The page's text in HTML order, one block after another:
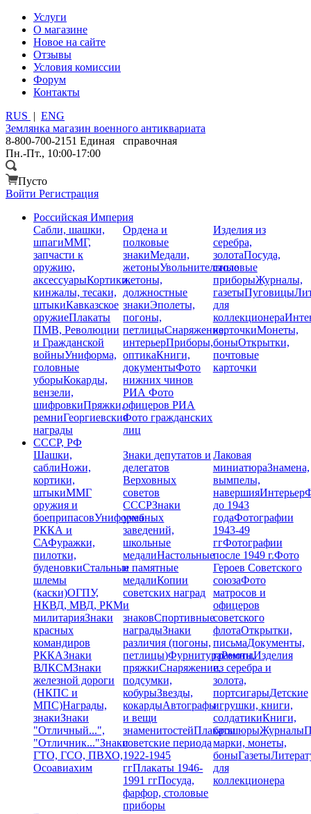
Услуги
О магазине
Новое на сайте
Отзывы
Условия комиссии
Форум
Контакты
RUS | ENG
Землянка магазин военного антиквариата
8-800-700-2151 Единая справочная
Пн.-Пт., 10:00-17:00
Пусто
Войти Регистрация
Российская Империя
Сабли, шашки,
шпагиММГ,
запчасти к
оружию,
аксессуарыКортики,
кинжалы, тесаки,
штыкиКавказское
оружиеПлакаты
ПМВ, Революции
и Гражданской
войныУниформа,
головные
уборыКокарды,
вензели,
шифровкиПряжки,
ремниГеоргиевские
награды
Ордена и
полковые
знакиМедали,
жетоныУвольнительные
жетоны,
должностные
знакиЭполеты,
погоны,
петлицыСнаряжение,
интерьерПриборы,
оптикаКниги,
документыФото
нижних чинов
РИАФото
офицеров РИА
Фото гражданских
лиц
Изделия из
серебра,
золотаПосуда,
столовые
приборыЖурналы,
газетыПуговицы
для
коллекционера
карточкиМонеты,
боныОткрытки,
почтовые
карточки
СССР, РФ
Шашки,
саблиНожи,
кортики,
штыкиММГ
оружия и
боеприпасовУниформа
РККА и
САФуражки,
пилотки,
буденовкиСтальные
шлемы
(каски)ОГПУ,
НКВД, МВД, РКМ
милитарияЗнаки
красных
командиров
РККАЗнаки
ВЛКСМЗнаки
железной дороги
(НКПС и
МПС)Награды,
знакиЗнаки
"Отличный...",
"Отличник..."Знаки
ГТО, ГСО, ПВХО,
Осоавиахим
Знаки депутатов и
делегатов
Верховных
советов
СССРЗнаки
учебных
заведений,
школьные
медалиНастольные
и памятные
медалиКопии
советских наград
и
знаковСпортивные
наградыЗнаки
различия (погоны,
петлицы)ФурнитураРемни,
пряжкиСнаряжение,
подсумки,
кобурыЗвезды,
кокардыАвтографы
и вещи
знаменитостейПлакаты
советские периода
1922-1945
ггПлакаты 1946-
1991 ггПосуда,
фарфор, столовые
приборы
Лаковая
миниатюраЗнамена,
вымпелы,
навершияИнтерьер
до 1943
годаФотографии
1943-49
ггФотографии
после 1949 г.Фото
Героев Советского
союзаФото
матросов и
офицеров
советского
флотаОткрытки,
письмаДокументы,
грамотыИзделия
из серебра и
золота,
портсигарыДетские
игрушки, книги,
солдатикиКниги,
брошюрыЖурналы
марки, монеты,
боныГазеты
для
коллекционера